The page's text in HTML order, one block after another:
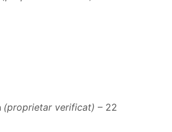
(proprietar verificat) – 22